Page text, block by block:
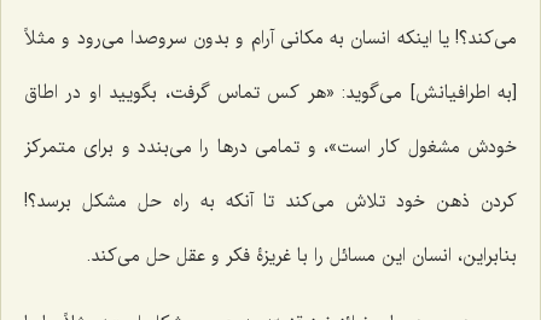
می‌کند؟! یا اینکه انسان به مکانی آرام و بدون سروصدا می‌رود و مثلاً
[به اطرافیانش] می‌گوید: «هر کس تماس گرفت، بگویید او در اطاق
خودش مشغول کار است»، و تمامی درها را می‌بندد و برای متمرکز
کردن ذهن خود تلاش می‌کند تا آنکه به راه حل مشکل برسد؟!
بنابراین، انسان این مسائل را با غریزۀ فکر و عقل حل می‌کند.